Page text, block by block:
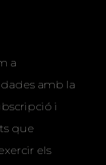
a
amb la
i
que
els